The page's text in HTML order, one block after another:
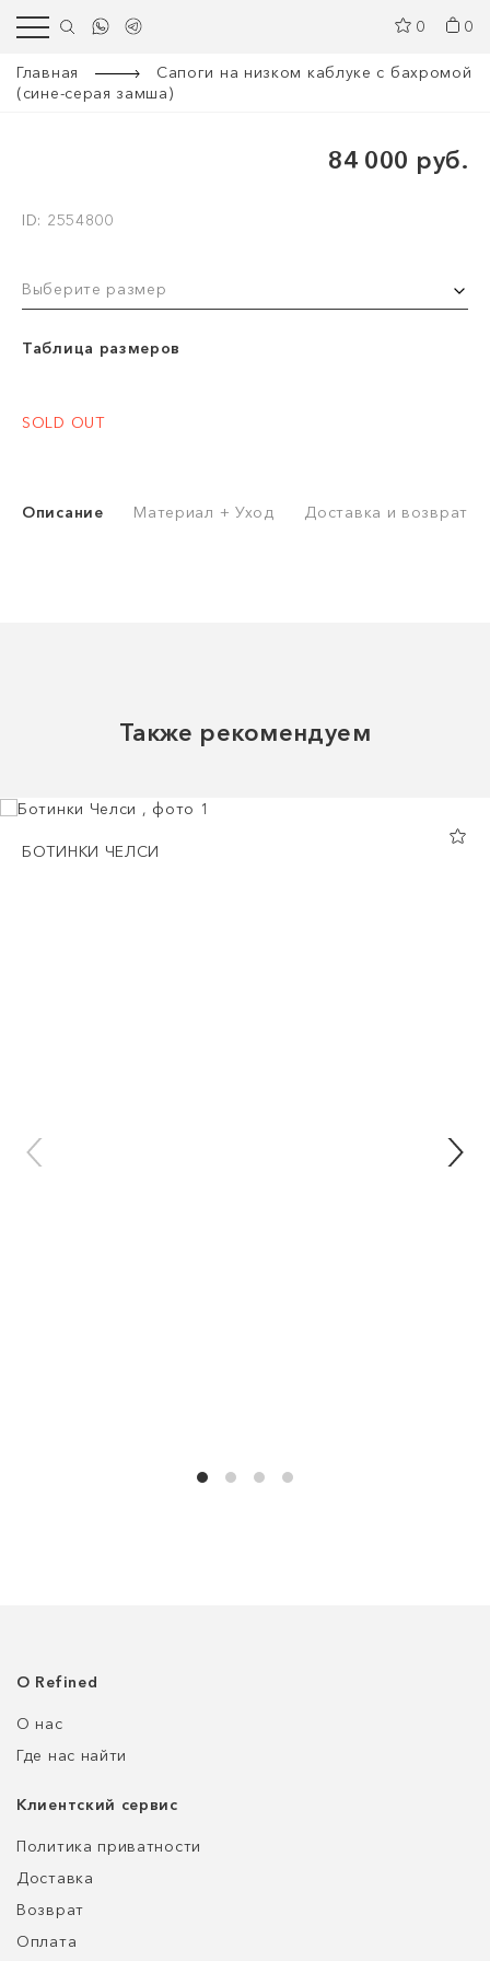
0 0
Главная
Сапоги на низком каблуке с бахромой
(сине-серая замша)
84 000 руб.
ID: 2554800
Выберите размер
Таблица размеров
SOLD OUT
Описание Материал + Уход Доставка и возврат
Также рекомендуем
БОТИНКИ ЧЕЛСИ
О Refined
О нас
Где нас найти
Клиентский сервис
Политика приватности
Доставка
Возврат
Оплата